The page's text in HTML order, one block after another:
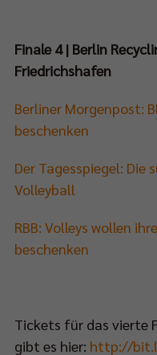
Finale 4 | Berlin
Friedrichshafen
Berliner Morgenpost:
beschenken
Der Tagesspiegel: Die
Volleyball
RBB: Volleys wollen
beschenken
Tickets für das vierte
gibt es hier: http://